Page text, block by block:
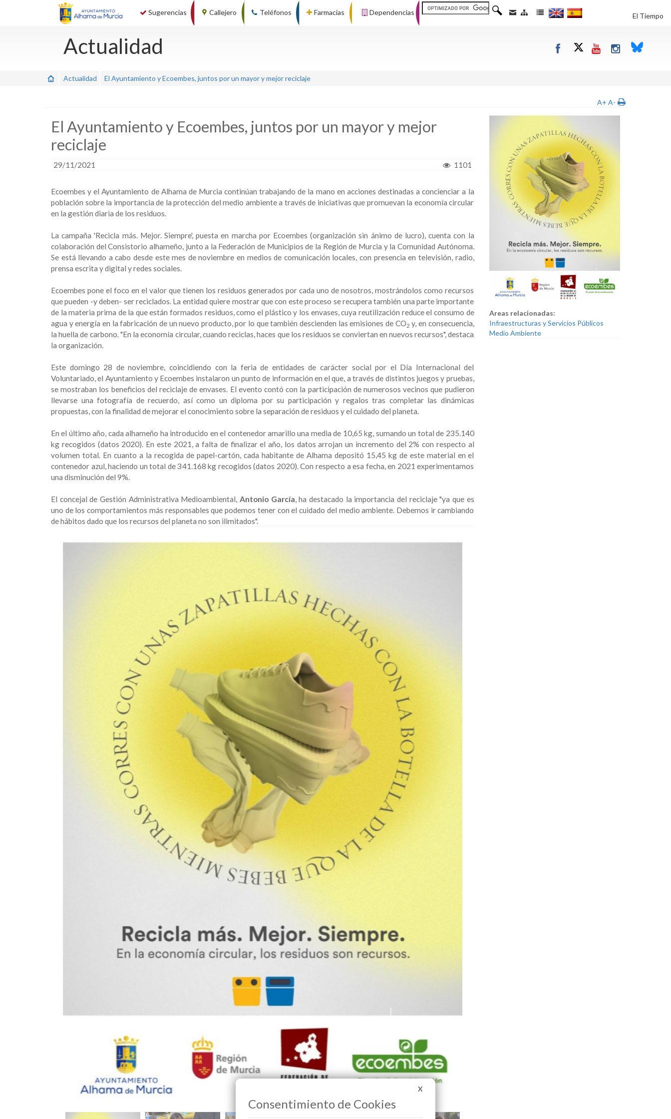
Sugerencias Callejero Teléfonos Farmacias Dependencias El Tiempo
Actualidad
Actualidad El Ayuntamiento y Ecoembes, juntos por un mayor y mejor reciclaje
A+ A-
El Ayuntamiento y Ecoembes, juntos por un mayor y mejor
reciclaje
29/11/2021 1101
Ecoembes y el Ayuntamiento de Alhama de Murcia continúan trabajando de la mano en acciones destinadas a concienciar a la
población sobre la importancia de la protección del medio ambiente a través de iniciativas que promuevan la economía circular
en la gestión diaria de los residuos.
La campaña 'Recicla más. Mejor. Siempre', puesta en marcha por Ecoembes (organización sin ánimo de lucro), cuenta con la
colaboración del Consistorio alhameño, junto a la Federación de Municipios de la Región de Murcia y la Comunidad Autónoma.
Se está llevando a cabo desde este mes de noviembre en medios de comunicación locales, con presencia en televisión, radio,
prensa escrita y digital y redes sociales.
Ecoembes pone el foco en el valor que tienen los residuos generados por cada uno de nosotros, mostrándolos como recursos
que pueden -y deben- ser reciclados. La entidad quiere mostrar que con este proceso se recupera también una parte importante
de la materia prima de la que están formados residuos, como el plástico y los envases, cuya reutilización reduce el consumo de
agua y energía en la fabricación de un nuevo producto, por lo que también descienden las emisiones de CO2 y, en consecuencia,
la huella de carbono. "En la economía circular, cuando reciclas, haces que los residuos se conviertan en nuevos recursos", destaca
la organización.
Este domingo 28 de noviembre, coincidiendo con la feria de entidades de carácter social por el Día Internacional del
Voluntariado, el Ayuntamiento y Ecoembes instalaron un punto de información en el que, a través de distintos juegos y pruebas,
se mostraban los beneficios del reciclaje de envases. El evento contó con la participación de numerosos vecinos que pudieron
llevarse una fotografía de recuerdo, así como un diploma por su participación y regalos tras completar las dinámicas
propuestas, con la finalidad de mejorar el conocimiento sobre la separación de residuos y el cuidado del planeta.
En el último año, cada alhameño ha introducido en el contenedor amarillo una media de 10,65 kg, sumando un total de 235.140
kg recogidos (datos 2020). En este 2021, a falta de finalizar el año, los datos arrojan un incremento del 2% con respecto al
volumen total. En cuanto a la recogida de papel-cartón, cada habitante de Alhama depositó 15,45 kg de este material en el
contenedor azul, haciendo un total de 341.168 kg recogidos (datos 2020). Con respecto a esa fecha, en 2021 experimentamos
una disminución del 9%.
El concejal de Gestión Administrativa Medioambiental, Antonio García, ha destacado la importancia del reciclaje "ya que es
uno de los comportamientos más responsables que podemos tener con el cuidado del medio ambiente. Debemos ir cambiando
de hábitos dado que los recursos del planeta no son ilimitados".
Areas relacionadas:
Infraestructuras y Servicios Públicos
Medio Ambiente
X
Consentimiento de Cookies